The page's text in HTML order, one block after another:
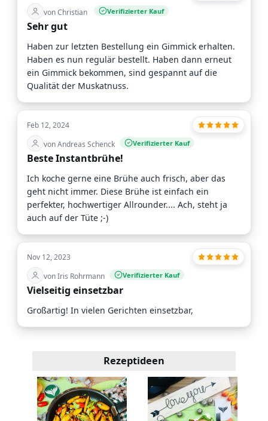
von Christian
Verifizierter Kauf
Sehr gut
Haben zur letzten Bestellung ein Gimmick erhalten.
Haben es nun regulär bestellt. Haben dann erneut
ein Gimmick bekommen, sind gespannt auf die
Qualität der Muskatnuss.
Feb 12, 2024
von Andreas Schenck
Verifizierter Kauf
Beste Instantbrühe!
Ich koche gerne eine Brühe auch frisch, aber das
geht nicht immer. Diese Brühe ist einfach ein
perfekter, hochwertiger Allrounder.... Ach, steht ja
auch auf der Tüte ;-)
Nov 12, 2023
von Iris Rohrmann
Verifizierter Kauf
Vielseitig einsetzbar
Großartig! In vielen Gerichten einsetzbar,
Rezeptideen